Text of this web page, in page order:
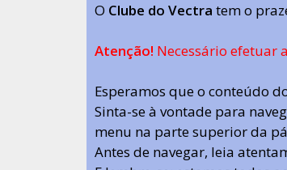
O Clube do Vectra tem o
Atenção! Necessário efetuar
Esperamos que o conteúdo
Sinta-se à vontade para
menu na parte superior da
Antes de navegar, leia